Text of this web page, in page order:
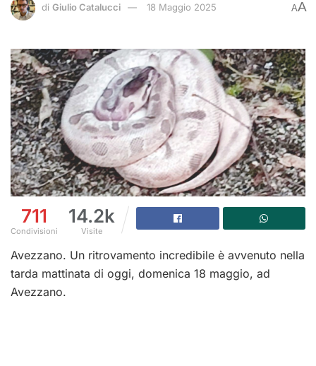
di Giulio Catalucci 18 Maggio 2025 AA
711
Condivisioni
14.2k
Visite
Avezzano. Un ritrovamento incredibile è avvenuto nella
tarda mattinata di oggi, domenica 18 maggio, ad
Avezzano.